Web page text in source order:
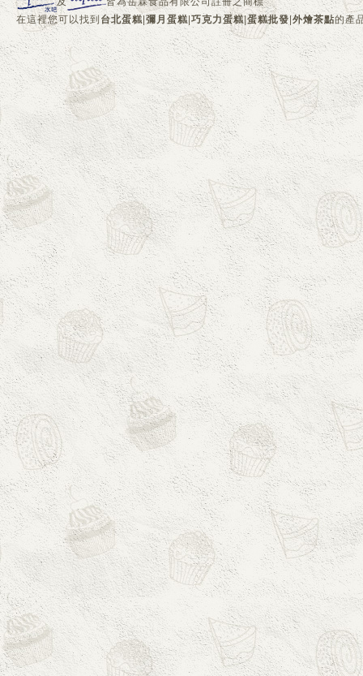
在這裡您可以找到 台北蛋糕 彌月蛋糕 巧克力蛋糕| 蛋糕批發| 外燴茶點的產